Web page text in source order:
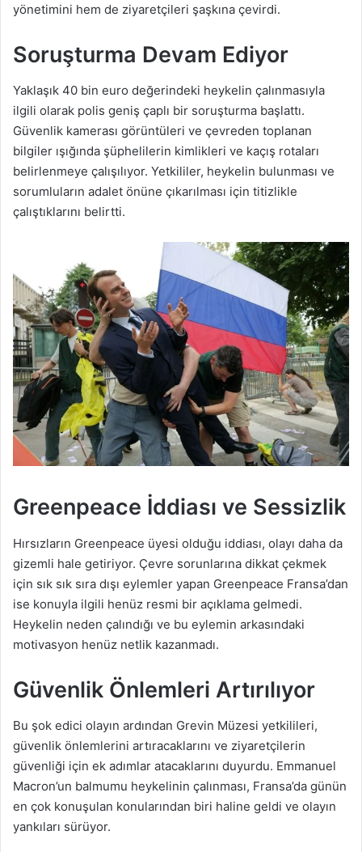
yönetimini hem de ziyaretçileri şaşkına çevirdi.
Soruşturma Devam Ediyor
Yaklaşık 40 bin euro değerindeki heykelin çalınmasıyla
ilgili olarak polis geniş çaplı bir soruşturma başlattı.
Güvenlik kamerası görüntüleri ve çevreden toplanan
bilgiler ışığında şüphelilerin kimlikleri ve kaçış rotaları
belirlenmeye çalışılıyor. Yetkililer, heykelin bulunması ve
sorumluların adalet önüne çıkarılması için titizlikle
çalıştıklarını belirtti.
Greenpeace İddiası ve Sessizlik
Hırsızların Greenpeace üyesi olduğu iddiası, olayı daha da
gizemli hale getiriyor. Çevre sorunlarına dikkat çekmek
için sık sık sıra dışı eylemler yapan Greenpeace Fransa’dan
ise konuyla ilgili henüz resmi bir açıklama gelmedi.
Heykelin neden çalındığı ve bu eylemin arkasındaki
motivasyon henüz netlik kazanmadı.
Güvenlik Önlemleri Artırılıyor
Bu şok edici olayın ardından Grevin Müzesi yetkilileri,
güvenlik önlemlerini artıracaklarını ve ziyaretçilerin
güvenliği için ek adımlar atacaklarını duyurdu. Emmanuel
Macron’un balmumu heykelinin çalınması, Fransa’da günün
en çok konuşulan konularından biri haline geldi ve olayın
yankıları sürüyor.